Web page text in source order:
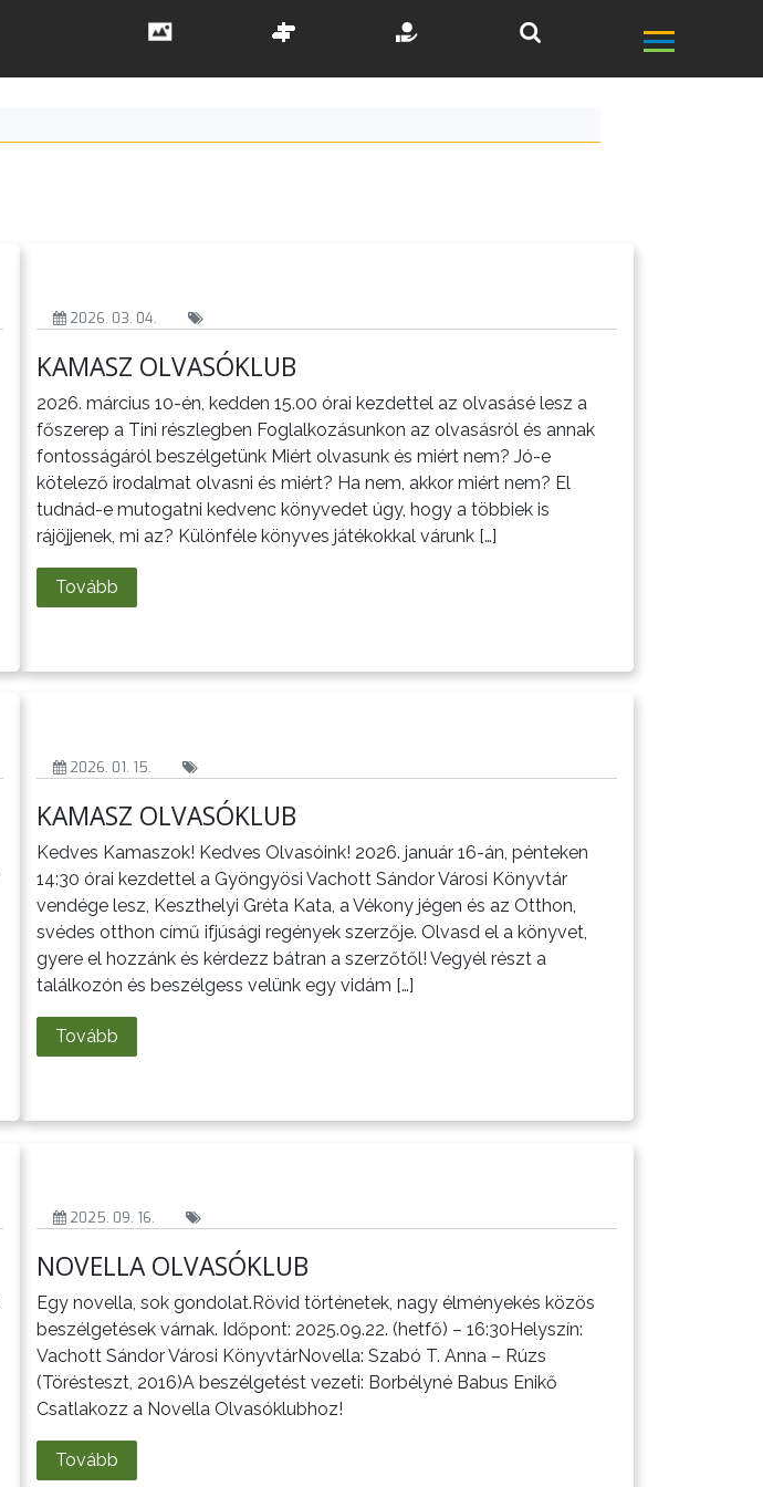
2026. 03. 04.
KAMASZ OLVASÓKLUB
2026. március 10-én, kedden 15.00 órai kezdettel az olvasásé lesz a
főszerep a Tini részlegben Foglalkozásunkon az olvasásról és annak
fontosságáról beszélgetünk Miért olvasunk és miért nem? Jó-e
kötelező irodalmat olvasni és miért? Ha nem, akkor miért nem? El
tudnád-e mutogatni kedvenc könyvedet úgy, hogy a többiek is
rájöjjenek, mi az? Különféle könyves játékokkal várunk […]
Tovább
2026. 01. 15.
KAMASZ OLVASÓKLUB
Kedves Kamaszok! Kedves Olvasóink! 2026. január 16-án, pénteken
14:30 órai kezdettel a Gyöngyösi Vachott Sándor Városi Könyvtár
vendége lesz, Keszthelyi Gréta Kata, a Vékony jégen és az Otthon,
svédes otthon című ifjúsági regények szerzője. Olvasd el a könyvet,
gyere el hozzánk és kérdezz bátran a szerzőtől! Vegyél részt a
találkozón és beszélgess velünk egy vidám […]
Tovább
2025. 09. 16.
NOVELLA OLVASÓKLUB
Egy novella, sok gondolat.Rövid történetek, nagy élményekés közös
beszélgetések várnak. Időpont: 2025.09.22. (hetfő) – 16:30Helyszín:
Vachott Sándor Városi KönyvtárNovella: Szabó T. Anna – Rúzs
(Törésteszt, 2016)A beszélgetést vezeti: Borbélyné Babus Enikő
Csatlakozz a Novella Olvasóklubhoz!
Tovább